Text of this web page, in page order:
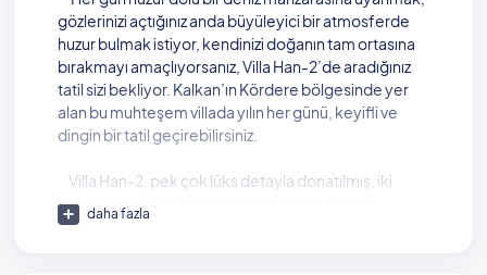
gözlerinizi açtığınız anda büyüleyici bir atmosferde
huzur bulmak istiyor, kendinizi doğanın tam ortasına
bırakmayı amaçlıyorsanız, Villa Han-2’de aradığınız
tatil sizi bekliyor. Kalkan’ın Kördere bölgesinde yer
alan bu muhteşem villada yılın her günü, keyifli ve
dingin bir tatil geçirebilirsiniz.
Villa Han-2, pek çok lüks detayla donatılmış, iki
kişiye kadar konuk kabul eden bir villa. Balayı
villalarımız arasında da listelenen Villa Han-2’de
daha fazla